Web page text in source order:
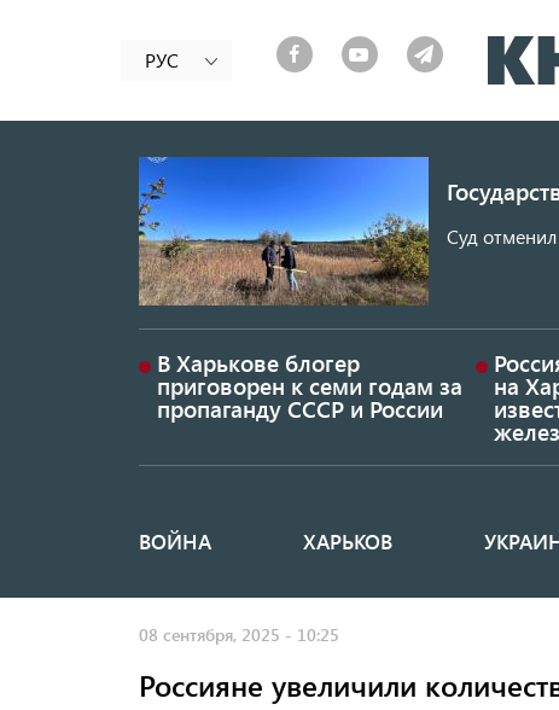
РУС
Суд
В Харькове блогер
приговорен к семи годам за
пропаганду СССР и России
на
Основная
ВОЙНА ХАРЬКОВ
08 сентября, 2025 - 10:25
Россияне увеличили